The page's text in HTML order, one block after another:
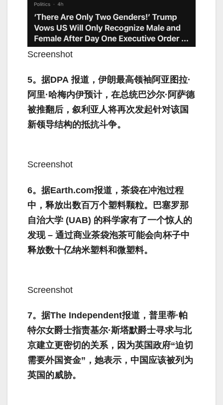
Screenshot
5。据DPA 报道，伊朗最高领袖阿亚图拉·
阿里·哈梅内伊预计，在总统巴沙尔·阿萨德
被推翻后，叙利亚人将再次发起针对该国
新领导结构的抵抗斗争。
Screenshot
6。据Earth.com报道，茶袋在冲泡过程
中，释放出数百万个塑料颗粒。巴塞罗那
自治大学 (UAB) 的科学家有了一个惊人的
发现 – 通过商业茶袋泡茶可能会向杯子中
释放数十亿纳米塑料和微塑料。
Screenshot
7。据The Independent报道，普里蒂·帕
特尔女爵士指责基尔·斯塔默爵士寻求与北
京建立更密切的关系，因为英国政府“迫切
需要外国资金”，她表示，中国应该被列为
英国的威胁。